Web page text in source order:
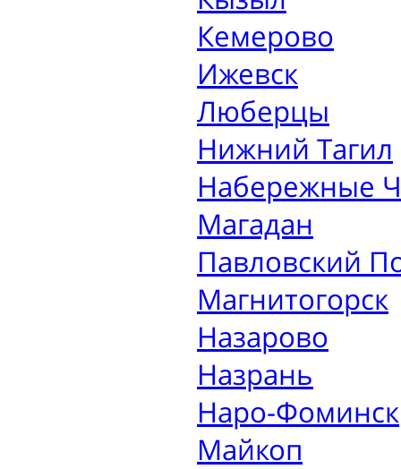
Кемерово
Ижевск
Люберцы
Нижний Тагил
Набережные
Магадан
Павловский
Магнитогорск
Назарово
Назрань
Наро-Фоминск
Майкоп